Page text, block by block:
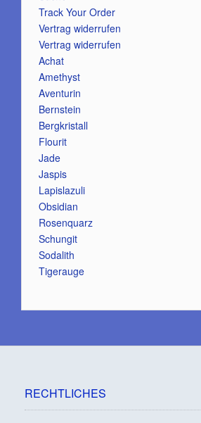
Track Your Order
Vertrag widerrufen
Vertrag widerrufen
Achat
Amethyst
Aventurin
Bernstein
Bergkristall
Flourit
Jade
Jaspis
Lapislazuli
Obsidian
Rosenquarz
Schungit
Sodalith
Tigerauge
RECHTLICHES